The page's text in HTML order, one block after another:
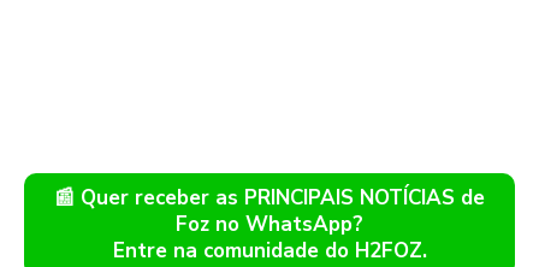
📰 Quer receber as PRINCIPAIS NOTÍCIAS de
Foz no WhatsApp?
Entre na comunidade do H2FOZ.